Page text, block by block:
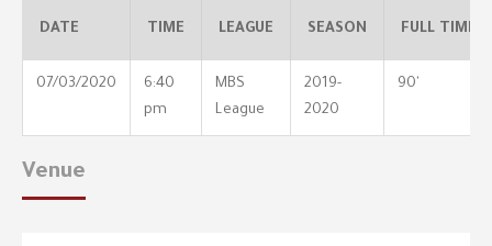
DATE TIME LEAGUE SEASON FULL TIME
07/03/2020
6:40
pm
MBS
League
2019-
2020
90'
Venue